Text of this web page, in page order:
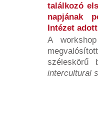
találkozó
napjának
Intézet
A
széleskörű
intercultural